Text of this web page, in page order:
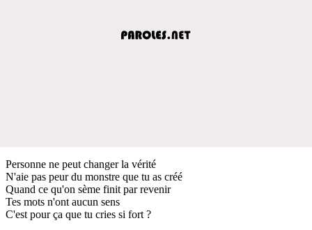
Personne ne peut changer la vérité
N'aie pas peur du monstre que tu as créé
Quand ce qu'on sème finit par revenir
Tes mots n'ont aucun sens
C'est pour ça que tu cries si fort ?